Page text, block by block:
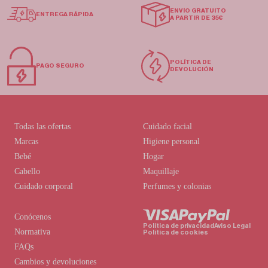
ENTREGA RÁPIDA
ENVÍO GRATUITO
A PARTIR DE 35€
PAGO SEGURO
POLÍTICA DE
DEVOLUCIÓN
Conócenos
Normativa
FAQs
Cambios y devoluciones
Todas las ofertas
Marcas
Bebé
Cabello
Cuidado corporal
Cuidado facial
Higiene personal
Hogar
Maquillaje
Perfumes y colonias
Política de privacidadAviso Legal
Política de cookies